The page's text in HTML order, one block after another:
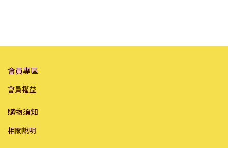
會員專區
會員權益
購物須知
相關說明